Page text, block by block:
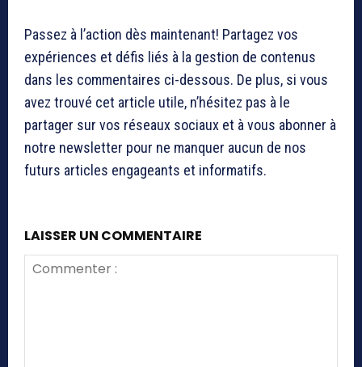
Passez à l’action dès maintenant! Partagez vos
expériences et défis liés à la gestion de contenus
dans les commentaires ci-dessous. De plus, si vous
avez trouvé cet article utile, n’hésitez pas à le
partager sur vos réseaux sociaux et à vous abonner à
notre newsletter pour ne manquer aucun de nos
futurs articles engageants et informatifs.
LAISSER UN COMMENTAIRE